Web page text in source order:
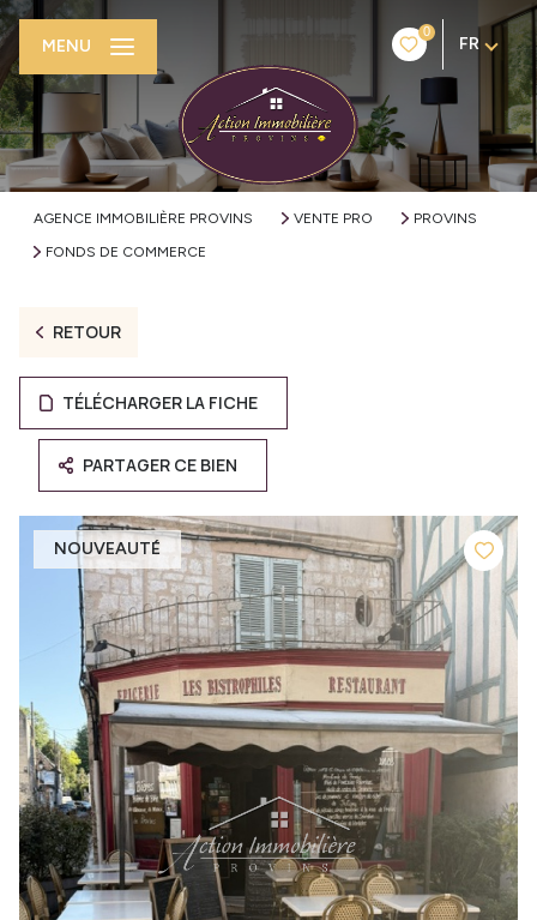
0
FR
MENU
AGENCE IMMOBILIÈRE PROVINS VENTE PRO
PROVINS
FONDS DE COMMERCE
RETOUR
TÉLÉCHARGER LA FICHE
PARTAGER CE BIEN
NOUVEAUTÉ